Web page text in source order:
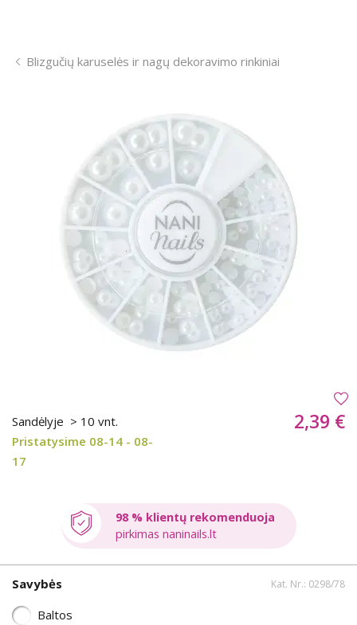
Blizgučių karuselės ir nagų dekoravimo rinkiniai
Sandėlyje > 10 vnt.
Pristatysime 08-14 - 08-
17
2,39 €
98 % klientų rekomenduoja
pirkimas naninails.lt
Savybės Kat. Nr.: 0298/78
Baltos